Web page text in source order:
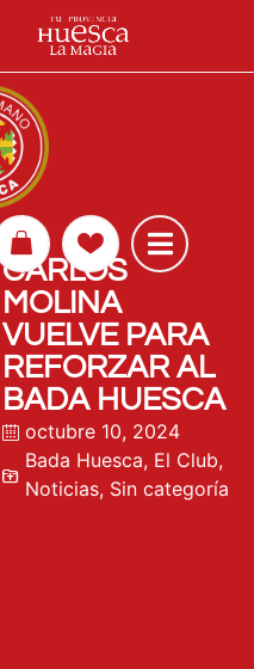
CARLOS
MOLINA
VUELVE PARA
REFORZAR AL
BADA HUESCA
octubre 10, 2024
Bada Huesca, El Club,
Noticias, Sin categoría